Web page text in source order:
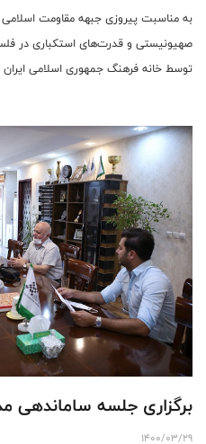
صهیونیستی و قدرت‌های استکباری در
توسط خانه فرهنگ جمهوری اسلامی ایران
برگزاری جلسه ساماندهی
1400/03/29